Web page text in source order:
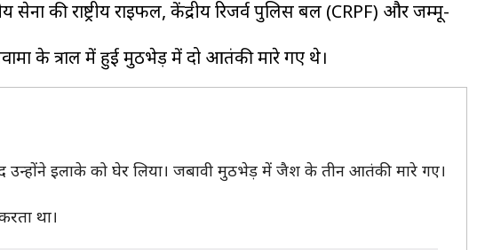
की राष्ट्रीय राइफल, केंद्रीय रिजर्व पुलिस बल (CRPF) और जम्मू-
उन्होंने इलाके को घेर लिया। जबावी मुठभेड़ में जैश के तीन आतंकी मारे गए।
था।